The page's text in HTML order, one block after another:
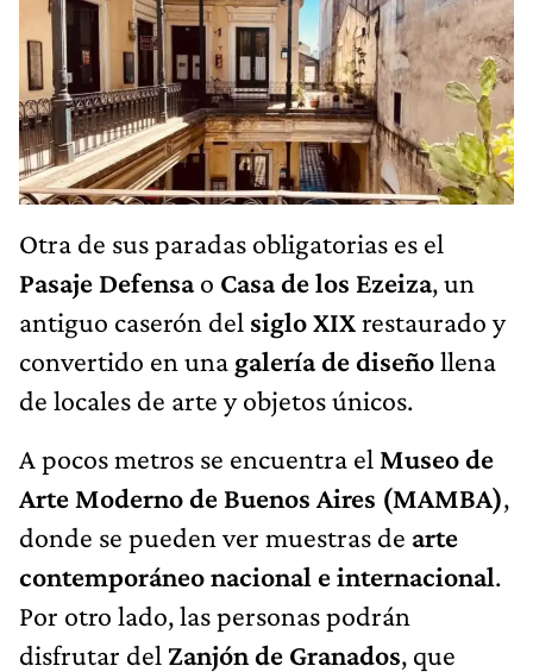
Otra de sus paradas obligatorias es el
Pasaje Defensao Casa de los Ezeiza, un
antiguo caserón del siglo XIXrestaurado y
convertido en una galería de diseñollena
de locales de arte y objetos únicos.
A pocos metros se encuentra el Museo de
Arte Moderno de Buenos Aires (MAMBA),
donde se pueden ver muestras de arte
contemporáneo nacional e internacional.
Por otro lado, las personas podrán
disfrutar del Zanjón de Granados, que